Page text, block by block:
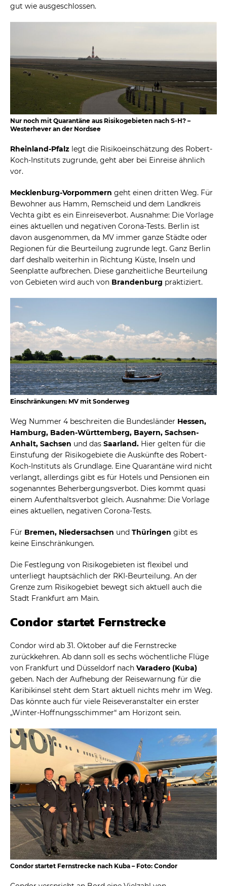
gut wie ausgeschlossen.
Nur noch mit Quarantäne aus Risikogebieten nach S-H? –
Westerhever an der Nordsee
Rheinland-Pfalz legt die Risikoeinschätzung des Robert-
Koch-Instituts zugrunde, geht aber bei Einreise ähnlich
vor.
Mecklenburg-Vorpommern geht einen dritten Weg. Für
Bewohner aus Hamm, Remscheid und dem Landkreis
Vechta gibt es ein Einreiseverbot. Ausnahme: Die Vorlage
eines aktuellen und negativen Corona-Tests. Berlin ist
davon ausgenommen, da MV immer ganze Städte oder
Regionen für die Beurteilung zugrunde legt. Ganz Berlin
darf deshalb weiterhin in Richtung Küste, Inseln und
Seenplatte aufbrechen. Diese ganzheitliche Beurteilung
von Gebieten wird auch von Brandenburg praktiziert.
Einschränkungen: MV mit Sonderweg
Weg Nummer 4 beschreiten die Bundesländer Hessen,
Hamburg, Baden-Württemberg, Bayern, Sachsen-
Anhalt, Sachsen und das Saarland. Hier gelten für die
Einstufung der Risikogebiete die Auskünfte des Robert-
Koch-Instituts als Grundlage. Eine Quarantäne wird nicht
verlangt, allerdings gibt es für Hotels und Pensionen ein
sogenanntes Beherbergungsverbot. Dies kommt quasi
einem Aufenthaltsverbot gleich. Ausnahme: Die Vorlage
eines aktuellen, negativen Corona-Tests.
Für Bremen, Niedersachsen und Thüringen gibt es
keine Einschränkungen.
Die Festlegung von Risikogebieten ist flexibel und
unterliegt hauptsächlich der RKI-Beurteilung. An der
Grenze zum Risikogebiet bewegt sich aktuell auch die
Stadt Frankfurt am Main.
Condor startet Fernstrecke
Condor wird ab 31. Oktober auf die Fernstrecke
zurückkehren. Ab dann soll es sechs wöchentliche Flüge
von Frankfurt und Düsseldorf nach Varadero (Kuba)
geben. Nach der Aufhebung der Reisewarnung für die
Karibikinsel steht dem Start aktuell nichts mehr im Weg.
Das könnte auch für viele Reiseveranstalter ein erster
„Winter-Hoffnungsschimmer“ am Horizont sein.
Condor startet Fernstrecke nach Kuba – Foto: Condor